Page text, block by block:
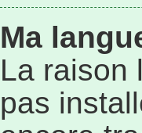
Ma
La raison
pas